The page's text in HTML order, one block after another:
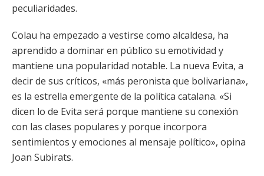
peculiaridades.
Colau ha empezado a vestirse como alcaldesa, ha
aprendido a dominar en público su emotividad y
mantiene una popularidad notable. La nueva Evita, a
decir de sus críticos, «más peronista que bolivariana»,
es la estrella emergente de la política catalana. «Si
dicen lo de Evita será porque mantiene su conexión
con las clases populares y porque incorpora
sentimientos y emociones al mensaje político», opina
Joan Subirats.